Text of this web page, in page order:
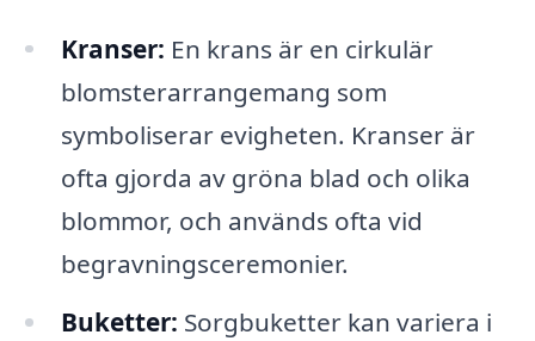
Kranser: En krans är en cirkulär
blomsterarrangemang som
symboliserar evigheten. Kranser är
ofta gjorda av gröna blad och olika
blommor, och används ofta vid
begravningsceremonier.
Buketter: Sorgbuketter kan variera i